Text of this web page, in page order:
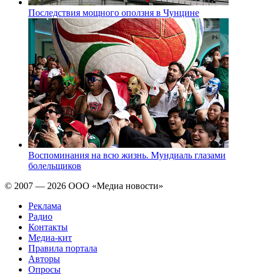
Последствия мощного оползня в Чунцине
Воспоминания на всю жизнь. Мундиаль глазами
болельщиков
© 2007 — 2026 ООО «Медиа новости»
Реклама
Радио
Контакты
Медиа-кит
Правила портала
Авторы
Опросы